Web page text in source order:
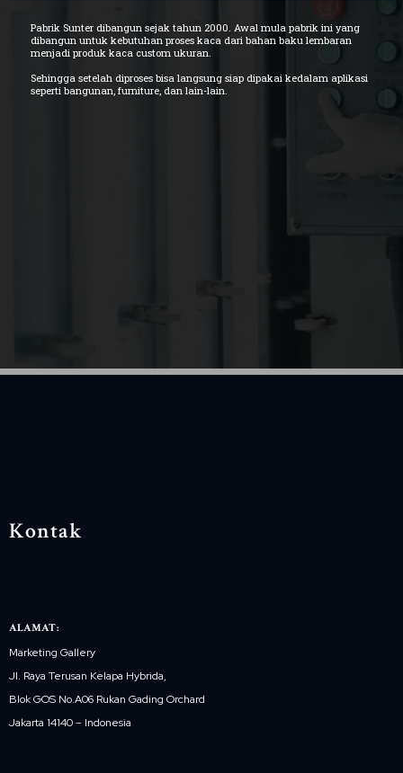
Pabrik Sunter dibangun sejak tahun 2000. Awal mula pabrik ini yang
dibangun untuk kebutuhan proses kaca dari bahan baku lembaran
menjadi produk kaca custom ukuran.
Sehingga setelah diproses bisa langsung siap dipakai kedalam aplikasi
seperti bangunan, furniture, dan lain-lain.
Kontak
ALAMAT:
Marketing Gallery
Jl. Raya Terusan Kelapa Hybrida,
Blok GOS No.A06 Rukan Gading Orchard
Jakarta 14140 – Indonesia